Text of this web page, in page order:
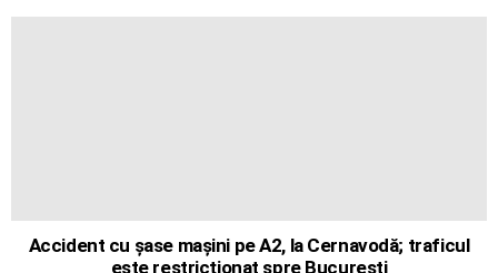
Accident cu șase mașini pe A2, la Cernavodă; traficul
este restricționat spre București